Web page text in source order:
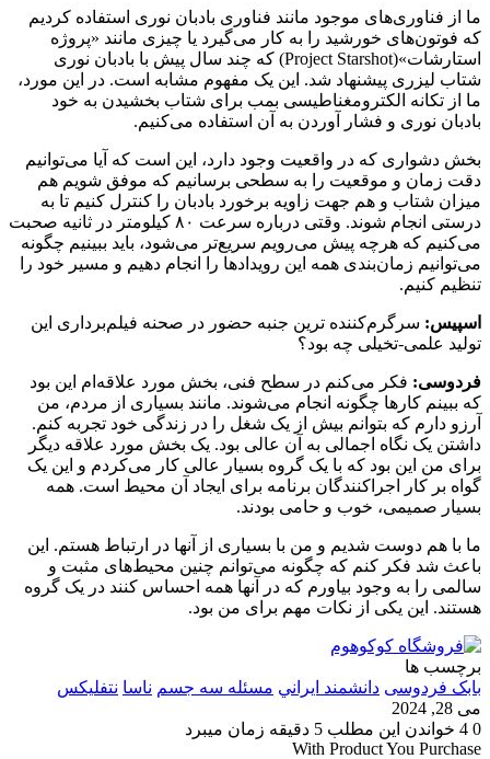
ما از فناوری‌های موجود مانند فناوری بادبان نوری استفاده کردیم
که فوتون‌های خورشید را به کار می‌گیرد یا چیزی مانند «پروژه
استارشات»(Project Starshot) که چند سال پیش با بادبان نوری
شتاب لیزری پیشنهاد شد. این یک مفهوم مشابه است. در این مورد،
ما از تکانه الکترومغناطیسی بمب برای شتاب بخشیدن به خود
بادبان نوری و فشار آوردن به آن استفاده می‌کنیم.
بخش دشواری که در واقعیت وجود دارد، این است که آیا می‌توانیم
دقت زمان و موقعیت را به سطحی برسانیم که موفق شویم هم
میزان شتاب و هم جهت زاویه برخورد بادبان را کنترل کنیم تا به
درستی انجام شوند. وقتی درباره سرعت ۸۰ کیلومتر در ثانیه صحبت
می‌کنیم که هرچه پیش می‌رویم سریع‌تر می‌شود، باید ببینیم چگونه
می‌توانیم زمان‌بندی همه این رویدادها را انجام دهیم و مسیر خود را
تنظیم کنیم.
اسپیس:سرگرم‌کننده ترین جنبه حضور در صحنه فیلم‌برداری این
تولید علمی-تخیلی چه بود؟
فردوسی:فکر می‌کنم در سطح فنی، بخش مورد علاقه‌ام این بود
که ببینم کارها چگونه انجام می‌شوند. مانند بسیاری از مردم، من
آرزو دارم که بتوانم بیش از یک شغل را در زندگی خود تجربه کنم.
داشتن یک نگاه اجمالی به آن عالی بود. یک بخش مورد علاقه‌ دیگر
برای من این بود که با یک گروه بسیار عالی کار می‌کردم و این یک
گواه بر کار اجراکنندگان برنامه برای ایجاد آن محیط است. همه
بسیار صمیمی، خوب و حامی بودند.
ما با هم دوست شدیم و من با بسیاری از آنها در ارتباط هستم. این
باعث شد فکر کنم که چگونه می‌توانم چنین محیط‌های مثبت و
سالمی را به وجود بیاورم که در آنها همه احساس ‌کنند در یک گروه
هستند. این یکی از نکات مهم برای من بود.
برچسب ها
بابک فردوسی
دانشمند ايراني مسئله سه جسم ناسا نتفلیکس
می 28, 2024
0
4
خواندن این مطلب 5 دقیقه زمان میبرد
With Product You Purchase